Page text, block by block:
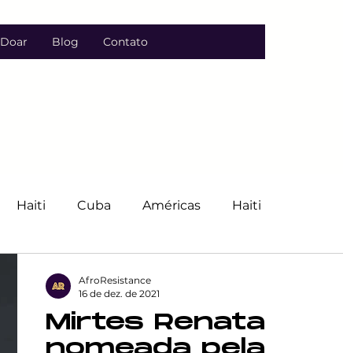
Doar Blog Contato
Haiti Cuba Américas Haiti
Luta contra a discriminação LGBT
Mirtes Renata
AfroResistance
16 de dez. de 2021